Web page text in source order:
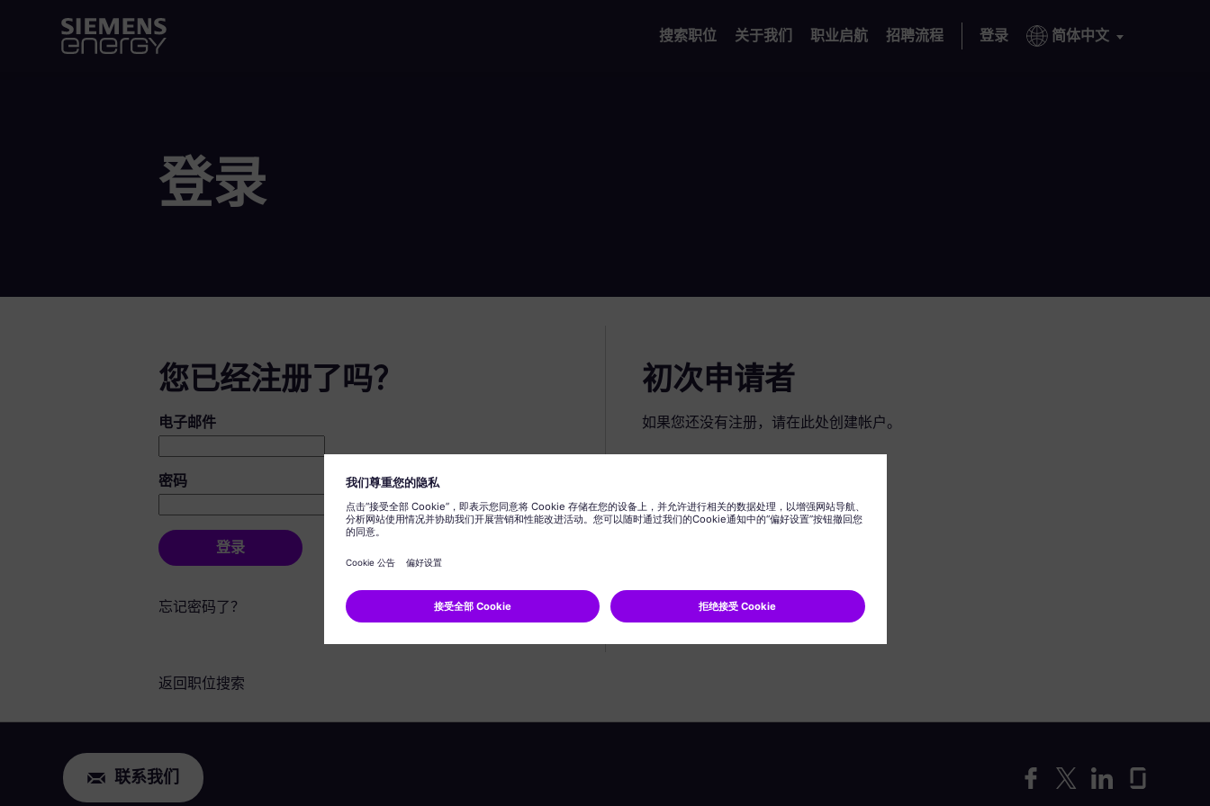
搜索职位 关于我们 职业启航 招聘流程 登录 简体中文
登录
您已经注册了吗？
登录：用户和密码
电子邮件
密码
登录
忘记密码了？
初次申请者
如果您还没有注册，请在此处创建帐户。
返回职位搜索
联系我们